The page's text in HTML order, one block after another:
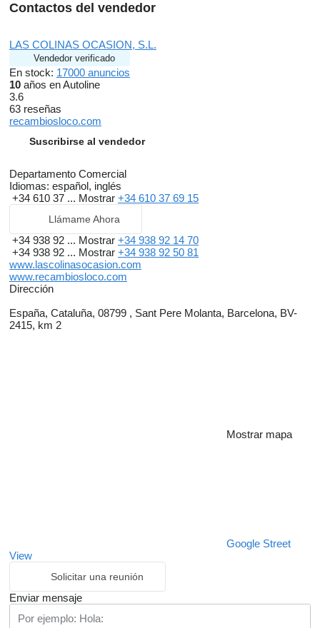
Contactos del vendedor
LAS COLINAS OCASION, S.L.
Vendedor verificado
En stock: 17000 anuncios
10 años en Autoline
3.6
63 reseñas
recambiosloco.com
Suscribirse al vendedor
Departamento Comercial
Idiomas: español, inglés
+34 610 37 ... Mostrar +34 610 37 69 15
Llámame Ahora
+34 938 92 ... Mostrar +34 938 92 14 70
+34 938 92 ... Mostrar +34 938 92 50 81
www.lascolinasocasion.com
www.recambiosloco.com
Dirección
España, Cataluña, 08799 , Sant Pere Molanta, Barcelona, BV-
2415, km 2
Mostrar mapa
Google Street
View
Solicitar una reunión
Enviar mensaje